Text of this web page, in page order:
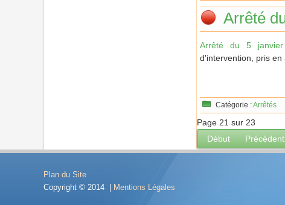
Arrêté
Arrêté du 5
d'intervention, pris en
Catégorie :Arrêtés
Page 21 sur 23
Début
Précédent
Plan du Site
Copyright © 2014 |
Mentions Légales